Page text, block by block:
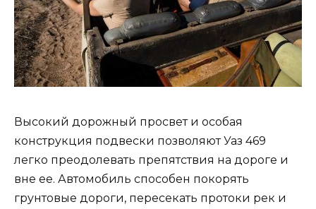
Высокий дорожный просвет и особая
конструкция подвески позволяют Уаз 469
легко преодолевать препятствия на дороге и
вне ее. Автомобиль способен покорять
грунтовые дороги, пересекать протоки рек и